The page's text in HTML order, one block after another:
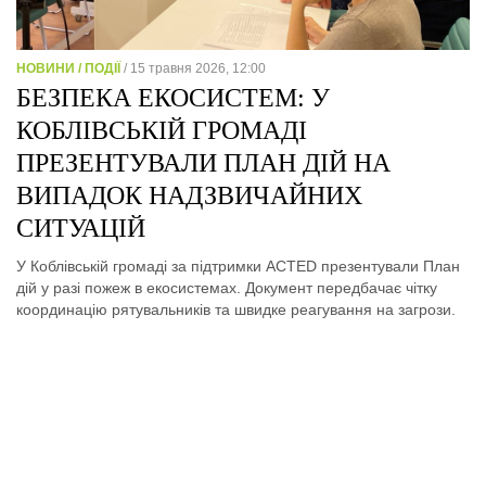
НОВИНИ / ПОДІЇ / 15 травня 2026, 12:00
БЕЗПЕКА ЕКОСИСТЕМ: У
КОБЛІВСЬКІЙ ГРОМАДІ
ПРЕЗЕНТУВАЛИ ПЛАН ДІЙ НА
ВИПАДОК НАДЗВИЧАЙНИХ
СИТУАЦІЙ
У Коблівській громаді за підтримки ACTED презентували План
дій у разі пожеж в екосистемах. Документ передбачає чітку
координацію рятувальників та швидке реагування на загрози.